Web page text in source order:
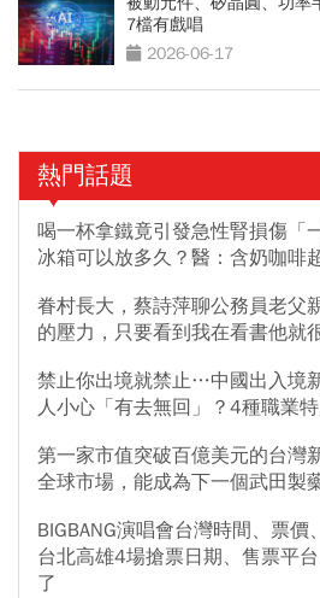
7檔有戲唱
2026-06-17
熱門話題
喝一杯拿鐵竟引發急性腎損傷「
冰箱可以放多久？醫：含奶咖啡
眷村長大，蔡詩萍聊公務員老父
的壓力，只要看到我在看書他就
禁止你出境就禁止…中國出入境
人小心「有去無回」？4種職業
第一家市值突破百億美元的台灣
全球市場，能成為下一個武田製
BIGBANG演唱會台灣時間、票價
台北高雄4場搶票日期、售票平
了